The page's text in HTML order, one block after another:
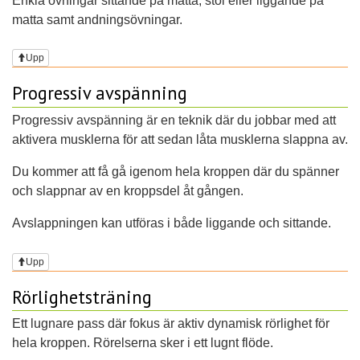
matta samt andningsövningar.
Upp
Progressiv avspänning
Progressiv avspänning är en teknik där du jobbar med att
aktivera musklerna för att sedan låta musklerna slappna av.
Du kommer att få gå igenom hela kroppen där du spänner
och slappnar av en kroppsdel åt gången.
Avslappningen kan utföras i både liggande och sittande.
Upp
Rörlighetsträning
Ett lugnare pass där fokus är aktiv dynamisk rörlighet för
hela kroppen. Rörelserna sker i ett lugnt flöde.